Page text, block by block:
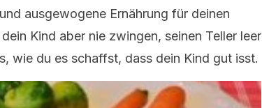
ausgewogene Ernährung für deinen
Kind aber nie zwingen, seinen Teller leer
wie du es schaffst, dass dein Kind gut isst.